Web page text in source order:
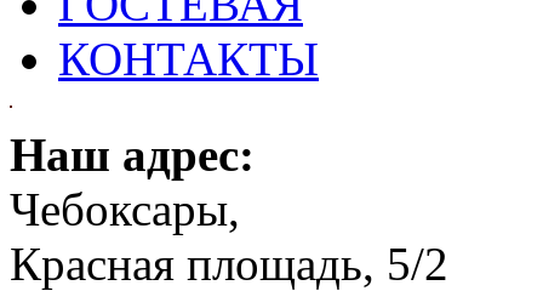
КОНТАКТЫ
Наш адрес:
Чебоксары,
Красная площадь, 5/2